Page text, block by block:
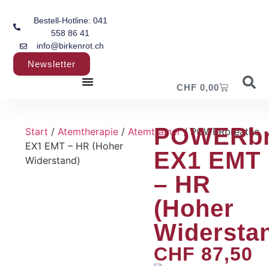
Bestell-Hotline: 041
558 86 41
info@birkenrot.ch
Newsletter
CHF 0,00
Start /Atemtherapie /Atemtrainer/ POWERbreathe
EX1 EMT – HR (Hoher
Widerstand)
EX1 EMT
– HR
(Hoher
CHF 87,50